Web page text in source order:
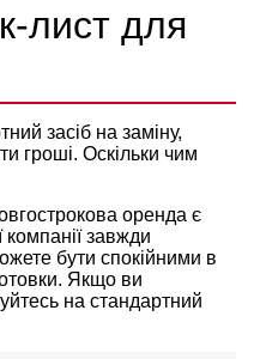
лист для
засіб на заміну,
гроші. Оскільки чим
оренда є
завжди
бути спокійними в
Якщо ви
на стандартний